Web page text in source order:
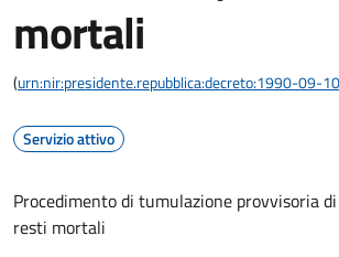
mortali
(urn:nir:presidente.repubblica:decreto:1990-09-
Servizio attivo
Procedimento di tumulazione provvisoria
resti mortali